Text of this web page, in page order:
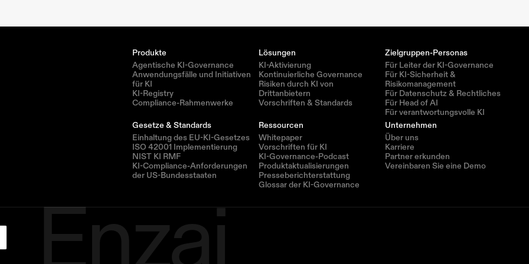
Produkte
Agentische KI-Governance
Anwendungsfälle und Initiativen
für KI
KI-Registry
Compliance-Rahmenwerke
Lösungen
KI-Aktivierung
Kontinuierliche Governance
Risiken durch KI von
Drittanbietern
Vorschriften & Standards
Zielgruppen-Personas
Für Leiter der KI-Governance
Für KI-Sicherheit &
Risikomanagement
Für Datenschutz & Rechtliches
Für Head of AI
Für verantwortungsvolle KI
Gesetze & Standards
Einhaltung des EU-KI-Gesetzes
ISO 42001 Implementierung
NIST KI RMF
KI-Compliance-Anforderungen
der US-Bundesstaaten
Ressourcen
Whitepaper
Vorschriften für KI
KI-Governance-Podcast
Produktaktualisierungen
Presseberichterstattung
Glossar der KI-Governance
Unternehmen
Über uns
Karriere
Partner erkunden
Vereinbaren Sie eine Demo